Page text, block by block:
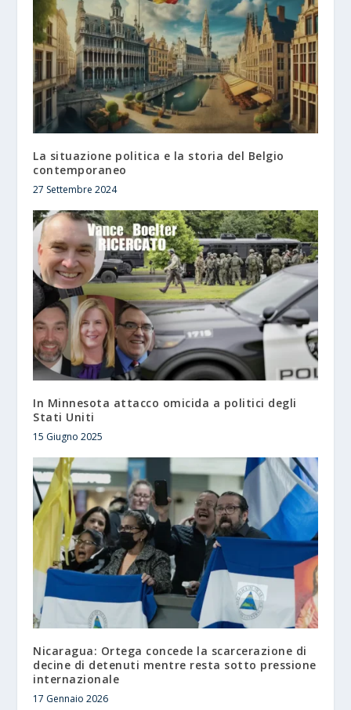
La situazione politica e la storia del Belgio
contemporaneo
27 Settembre 2024
In Minnesota attacco omicida a politici degli
Stati Uniti
15 Giugno 2025
Nicaragua: Ortega concede la scarcerazione di
decine di detenuti mentre resta sotto pressione
internazionale
17 Gennaio 2026